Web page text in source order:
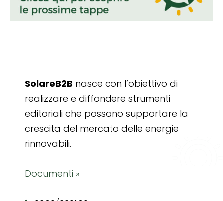
SolareB2B nasce con l’obiettivo di
realizzare e diffondere strumenti
editoriali che possano supportare la
crescita del mercato delle energie
rinnovabili.
Documenti »